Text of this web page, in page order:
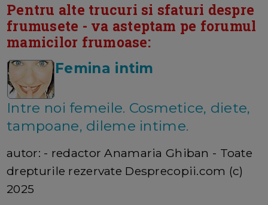
Pentru alte trucuri si sfaturi despre
frumusete - va asteptam pe forumul
mamicilor frumoase:
Femina intim
Intre noi femeile. Cosmetice, diete,
tampoane, dileme intime.
autor: - redactor Anamaria Ghiban - Toate
drepturile rezervate Desprecopii.com (c)
2025